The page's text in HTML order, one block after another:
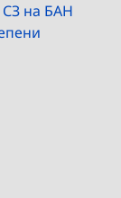
СЗ на БАН